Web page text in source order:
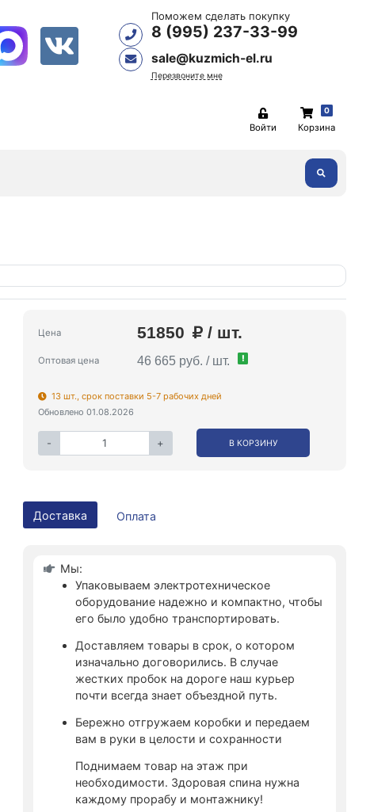
Поможем сделать покупку
8 (995) 237-33-99
sale@kuzmich-el.ru
Перезвоните мне
Войти
0
Корзина
Цена 51850 / шт.
Оптовая цена 46 665 руб. / шт. !
13 шт., срок поставки 5-7 рабочих дней
Обновлено 01.08.2026
- + В КОРЗИНУ
Доставка Оплата
Мы:
Упаковываем электротехническое
оборудование надежно и компактно, чтобы
его было удобно транспортировать.
Доставляем товары в срок, о котором
изначально договорились. В случае
жестких пробок на дороге наш курьер
почти всегда знает объездной путь.
Бережно отгружаем коробки и передаем
вам в руки в целости и сохранности
Поднимаем товар на этаж при
необходимости. Здоровая спина нужна
каждому прорабу и монтажнику!